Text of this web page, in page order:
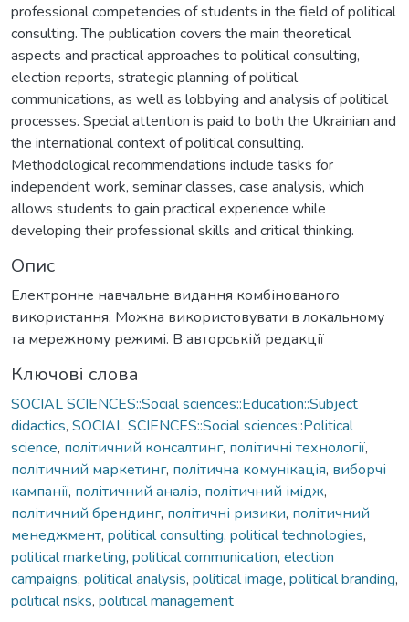
professional competencies of students in the field of political
consulting. The publication covers the main theoretical
aspects and practical approaches to political consulting,
election reports, strategic planning of political
communications, as well as lobbying and analysis of political
processes. Special attention is paid to both the Ukrainian and
the international context of political consulting.
Methodological recommendations include tasks for
independent work, seminar classes, case analysis, which
allows students to gain practical experience while
developing their professional skills and critical thinking.
Опис
Електронне навчальне видання комбінованого
використання. Можна використовувати в локальному
та мережному режимі. В авторській редакції
Ключові слова
SOCIAL SCIENCES::Social sciences::Education::Subject
didactics, SOCIAL SCIENCES::Social sciences::Political
science, політичний консалтинг, політичні технології,
політичний маркетинг, політична комунікація, виборчі
кампанії, політичний аналіз, політичний імідж,
політичний брендинг, політичні ризики, політичний
менеджмент, political consulting, political technologies,
political marketing, political communication, election
campaigns, political analysis, political image, political branding,
political risks, political management